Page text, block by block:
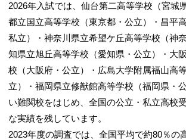
2026年入試では、仙台第二高等学校（宮城
都立国立高等学校（東京都・公立）・昌平
私立）・神奈川県立希望ケ丘高等学校（神
知県立旭丘高等学校（愛知県・公立）・大
校（大阪府・公立）・広島大学附属福山高
立）・福岡県立修猷館高等学校（福岡県・
い難関校をはじめ、全国の公立・私立高校
な実績を残しています。
2023年度の調査では、全国平均で約80％の